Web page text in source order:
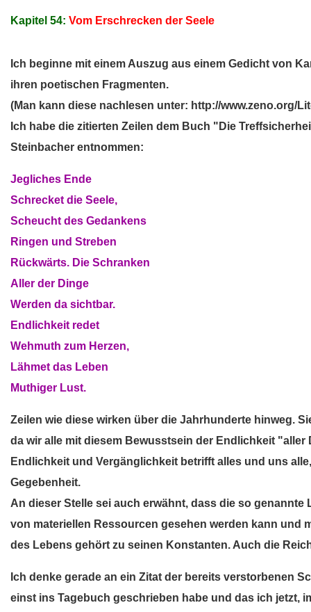
Kapitel 54: Vom Erschrecken der Seele
Ich beginne mit einem Auszug aus einem Gedicht von
ihren poetischen Fragmenten.
(Man kann diese nachlesen unter: http://www.zeno.org/
Ich habe die zitierten Zeilen dem Buch "Die
Steinbacher entnommen:
Jegliches Ende
Schrecket die Seele,
Scheucht des Gedankens
Ringen und Streben
Rückwärts. Die Schranken
Aller der Dinge
Werden da sichtbar.
Endlichkeit redet
Wehmuth zum Herzen,
Lähmet das Leben
Muthiger Lust.
Zeilen wie diese wirken über die Jahrhunderte hinweg.
da wir alle mit diesem Bewusstsein der Endlichkeit "aller
Endlichkeit und Vergänglichkeit betrifft alles und uns
Gegebenheit.
An dieser Stelle sei auch erwähnt, dass die so
von materiellen Ressourcen gesehen werden kann und
des Lebens gehört zu seinen Konstanten. Auch die
Ich denke gerade an ein Zitat der bereits verstorbenen
einst ins Tagebuch geschrieben habe und das ich jetzt,